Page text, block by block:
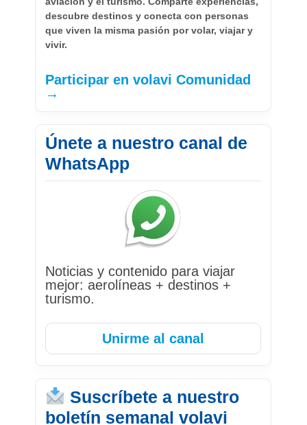
descubre destinos y conecta con personas
que viven la misma pasión por volar, viajar y
vivir.
Participar en volavi Comunidad
→
Únete a nuestro canal de
WhatsApp
Noticias y contenido para viajar
mejor: aerolíneas + destinos +
turismo.
Unirme al canal
Suscríbete a nuestro
boletín semanal volavi